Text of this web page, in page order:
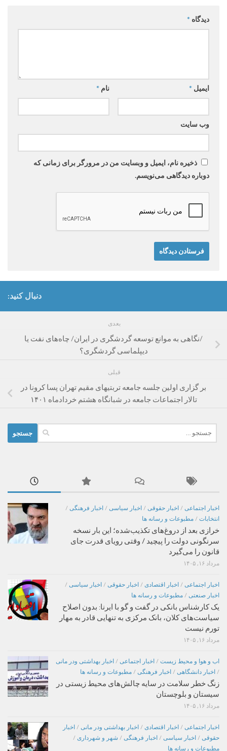
دیدگاه *
نام * ایمیل *
وب‌ سایت
ذخیره نام، ایمیل و وبسایت من در مرورگر برای زمانی که
دوباره دیدگاهی می‌نویسم.
دنبال کنید:
بعدی
/نگاهی به موانع توسعه گردشگری در ایران/ چاه‌های نفت یا
دیپلماسی گردشگری؟
قبلی
بر گزاری اولین جلسه جامعه تربتیهای مقیم تهران پسا کرونا در
تالار اجتماعات جامعه در شبانگاه هشتم خردادماه ۱۴۰۱
برای:
اخبار اجتماعی / اخبار حقوقی / اخبار سیاسی / اخبار فرهنگی /
انتخابات / مطبوعات و رسانه ها
خرازی بعد از دروغ‌های تکذیب‌شده؛ این بار نسخه
سرنگونی دولت را پیچید / وقتی رویای قدرت جای
قانون را می‌گیرد
مرداد ۱۶, ۱۴۰۵
اخبار اجتماعی / اخبار اقتصادی / اخبار حقوقی / اخبار سیاسی /
اخبار صنعتی / مطبوعات و رسانه ها
یک کارشناس بانکی در گفت و گو با ایرنا: بدون اصلاح
سیاست‌های کلان، بانک مرکزی به تنهایی قادر به مهار
تورم نیست
مرداد ۱۶, ۱۴۰۵
اب و هوا و محیط زیست / اخبار اجتماعی / اخبار بهداشتی ودر مانی
/ اخبار دانشگاهی / اخبار فرهنگی / مطبوعات و رسانه ها
زنگ خطر سلامت در سایه چالش‌های محیط زیستی در
سیستان و بلوچستان
مرداد ۱۶, ۱۴۰۵
اخبار اجتماعی / اخبار اقتصادی / اخبار بهداشتی ودر مانی / اخبار
حقوقی / اخبار سیاسی / اخبار فرهنگی / شهر و شهرداری /
مطبوعات و رسانه ها